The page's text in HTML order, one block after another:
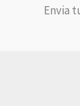
Envia